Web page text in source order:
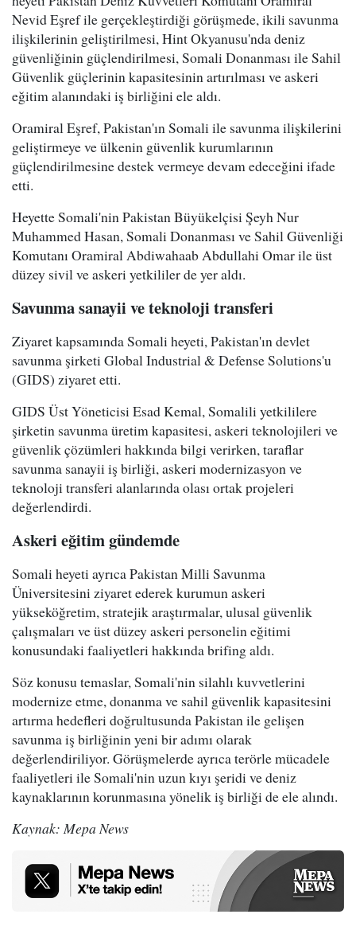
Nevid Eşref ile gerçekleştirdiği görüşmede, ikili savunma
ilişkilerinin geliştirilmesi, Hint Okyanusu'nda deniz
güvenliğinin güçlendirilmesi, Somali Donanması ile Sahil
Güvenlik güçlerinin kapasitesinin artırılması ve askeri
eğitim alanındaki iş birliğini ele aldı.
Oramiral Eşref, Pakistan'ın Somali ile savunma ilişkilerini
geliştirmeye ve ülkenin güvenlik kurumlarının
güçlendirilmesine destek vermeye devam edeceğini ifade
etti.
Heyette Somali'nin Pakistan Büyükelçisi Şeyh Nur
Muhammed Hasan, Somali Donanması ve Sahil Güvenliği
Komutanı Oramiral Abdiwahaab Abdullahi Omar ile üst
düzey sivil ve askeri yetkililer de yer aldı.
Savunma sanayii ve teknoloji transferi
Ziyaret kapsamında Somali heyeti, Pakistan'ın devlet
savunma şirketi Global Industrial & Defense Solutions'u
(GIDS) ziyaret etti.
GIDS Üst Yöneticisi Esad Kemal, Somalili yetkililere
şirketin savunma üretim kapasitesi, askeri teknolojileri ve
güvenlik çözümleri hakkında bilgi verirken, taraflar
savunma sanayii iş birliği, askeri modernizasyon ve
teknoloji transferi alanlarında olası ortak projeleri
değerlendirdi.
Askeri eğitim gündemde
Somali heyeti ayrıca Pakistan Milli Savunma
Üniversitesini ziyaret ederek kurumun askeri
yükseköğretim, stratejik araştırmalar, ulusal güvenlik
çalışmaları ve üst düzey askeri personelin eğitimi
konusundaki faaliyetleri hakkında brifing aldı.
Söz konusu temaslar, Somali'nin silahlı kuvvetlerini
modernize etme, donanma ve sahil güvenlik kapasitesini
artırma hedefleri doğrultusunda Pakistan ile gelişen
savunma iş birliğinin yeni bir adımı olarak
değerlendiriliyor. Görüşmelerde ayrıca terörle mücadele
faaliyetleri ile Somali'nin uzun kıyı şeridi ve deniz
kaynaklarının korunmasına yönelik iş birliği de ele alındı.
Kaynak: Mepa News